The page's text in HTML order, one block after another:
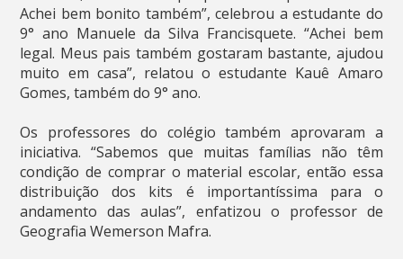
Achei bem bonito também”, celebrou a estudante do
9° ano Manuele da Silva Francisquete. “Achei bem
legal. Meus pais também gostaram bastante, ajudou
muito em casa”, relatou o estudante Kauê Amaro
Gomes, também do 9° ano.
Os professores do colégio também aprovaram a
iniciativa. “Sabemos que muitas famílias não têm
condição de comprar o material escolar, então essa
distribuição dos kits é importantíssima para o
andamento das aulas”, enfatizou o professor de
Geografia Wemerson Mafra.